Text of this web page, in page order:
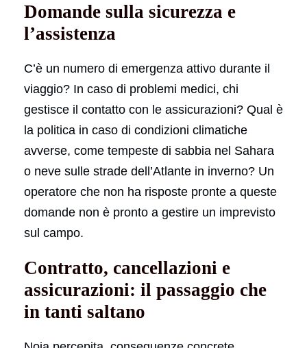
Domande sulla sicurezza e
l’assistenza
C’è un numero di emergenza attivo durante il
viaggio? In caso di problemi medici, chi
gestisce il contatto con le assicurazioni? Qual è
la politica in caso di condizioni climatiche
avverse, come tempeste di sabbia nel Sahara
o neve sulle strade dell’Atlante in inverno? Un
operatore che non ha risposte pronte a queste
domande non è pronto a gestire un imprevisto
sul campo.
Contratto, cancellazioni e
assicurazioni: il passaggio che
in tanti saltano